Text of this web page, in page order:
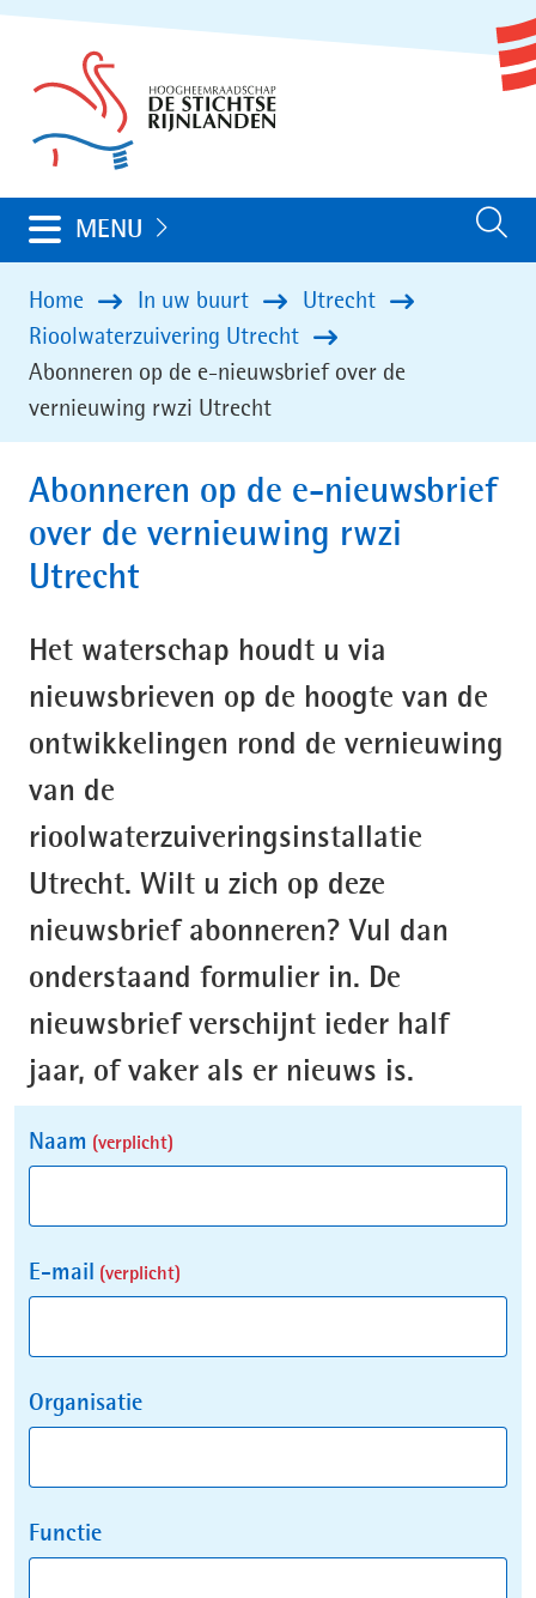
MENU Uitklappen Zoeken
Home In uw buurt
Utrecht
Rioolwaterzuivering Utrecht
Abonneren op de e-nieuwsbrief over de
vernieuwing rwzi Utrecht
Abonneren op de e-nieuwsbrief
over de vernieuwing rwzi
Utrecht
Het waterschap houdt u via
nieuwsbrieven op de hoogte van de
ontwikkelingen rond de vernieuwing
van de
rioolwaterzuiveringsinstallatie
Utrecht. Wilt u zich op deze
nieuwsbrief abonneren? Vul dan
onderstaand formulier in. De
nieuwsbrief verschijnt ieder half
jaar, of vaker als er nieuws is.
Uw
Naam (verplicht)
E-mail (verplicht)
Organisatie
Functie